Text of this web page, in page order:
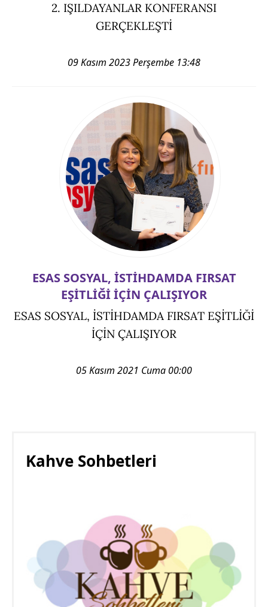
2. IŞILDAYANLAR KONFERANSI
GERÇEKLEŞTİ
09 Kasım 2023 Perşembe 13:48
ESAS SOSYAL, İSTİHDAMDA FIRSAT
EŞİTLİĞİ İÇİN ÇALIŞIYOR
ESAS SOSYAL, İSTİHDAMDA FIRSAT EŞİTLİĞİ
İÇİN ÇALIŞIYOR
05 Kasım 2021 Cuma 00:00
Kahve Sohbetleri